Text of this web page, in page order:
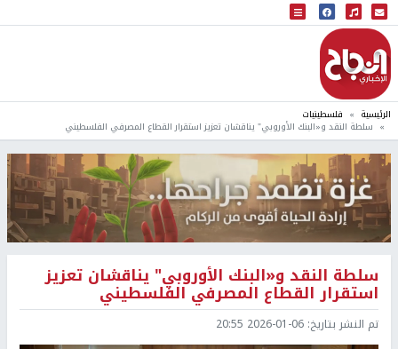
البث المباشر
إذاعة النجاح
الرئيسية فلسطينيات
سلطة النقد و«البنك الأوروبي" يناقشان تعزيز استقرار القطاع المصرفي الفلسطيني
سلطة النقد و«البنك الأوروبي" يناقشان تعزيز
استقرار القطاع المصرفي الفلسطيني
تم النشر بتاريخ: 2026-01-06 20:55